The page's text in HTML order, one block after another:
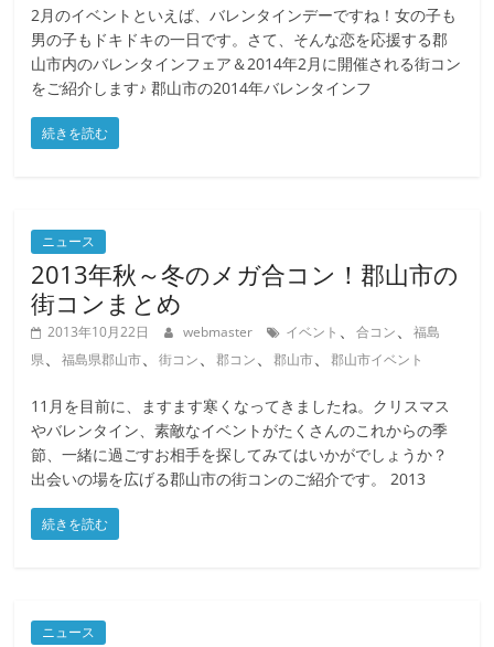
2月のイベントといえば、バレンタインデーですね！女の子も
男の子もドキドキの一日です。さて、そんな恋を応援する郡
山市内のバレンタインフェア＆2014年2月に開催される街コン
をご紹介します♪ 郡山市の2014年バレンタインフ
続きを読む
ニュース
2013年秋～冬のメガ合コン！郡山市の
街コンまとめ
2013年10月22日 webmaster イベント 、合コン、福島
県、福島県郡山市、街コン、郡コン、郡山市、郡山市イベント
11月を目前に、ますます寒くなってきましたね。クリスマス
やバレンタイン、素敵なイベントがたくさんのこれからの季
節、一緒に過ごすお相手を探してみてはいかがでしょうか？
出会いの場を広げる郡山市の街コンのご紹介です。 2013
続きを読む
ニュース